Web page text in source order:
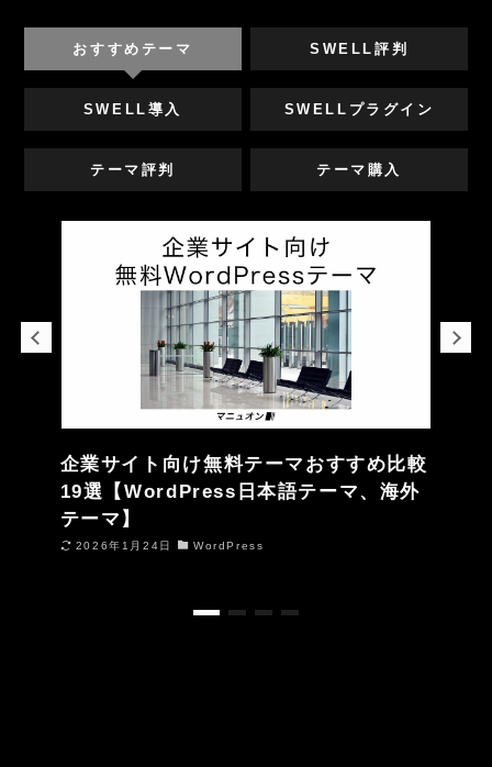
おすすめテーマ SWELL評判
SWELL導入 SWELLプラグイン
テーマ評判 テーマ購入
企業サイト向け無料テーマおすすめ比較
19選【WordPress日本語テーマ、海外
テーマ】
2026年1月24日 WordPress